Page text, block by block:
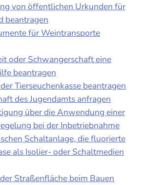
von öffentlichen Urkunden für
beantragen
für Weintransporte
oder Schwangerschaft eine
beantragen
Tierseuchenkasse beantragen
des Jugendamts anfragen
über die Anwendung einer
bei der Inbetriebnahme
Schaltanlage, die fluorierte
als Isolier- oder Schaltmedien
Straßenfläche beim Bauen